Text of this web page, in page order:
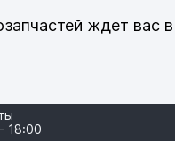
ждет вас в
18:00